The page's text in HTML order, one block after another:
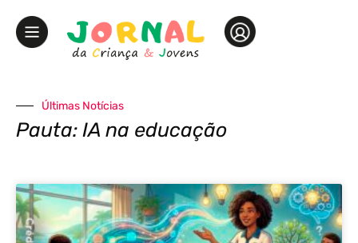
Últimas Notícias
Pauta: IA na educação